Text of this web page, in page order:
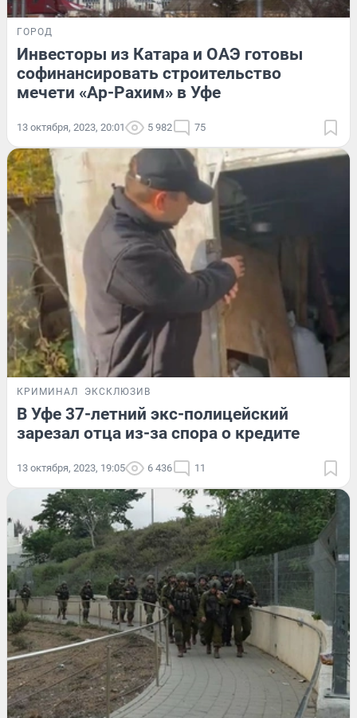
ГОРОД
Инвесторы из Катара и ОАЭ готовы
софинансировать строительство
мечети «Ар-Рахим» в Уфе
13 октября, 2023, 20:01 5 982 75
КРИМИНАЛ ЭКСКЛЮЗИВ
В Уфе 37-летний экс-полицейский
зарезал отца из-за спора о кредите
13 октября, 2023, 19:05 6 436 11